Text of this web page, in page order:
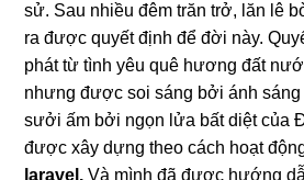
sử. Sau nhiều đêm trăn trở, lăn lê
ra được quyết định để đời này.
phát từ tình yêu quê hương đất
nhưng được soi sáng bởi ánh
sưởi ấm bởi ngọn lửa bất diệt của
được xây dựng theo cách hoạt
laravel. Và mình đã được hướng